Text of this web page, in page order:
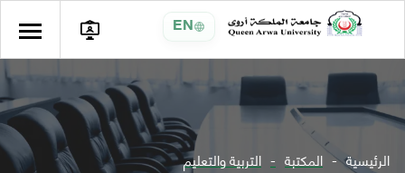
EN
الرئيسية المكتبة التربية والتعليم